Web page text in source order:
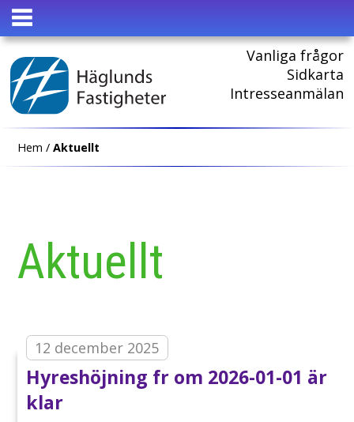
Vanliga frågor
Sidkarta
Intresseanmälan
HEM
Hem / Aktuellt
Aktuellt
12 december 2025
Hyreshöjning fr om 2026-01-01 är
klar